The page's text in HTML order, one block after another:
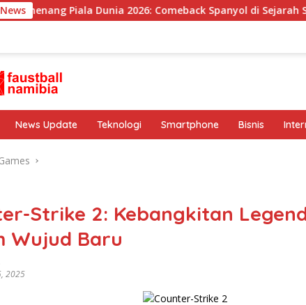
Dunia 2026: Comeback Spanyol di Sejarah Sepak Bola
News Update Teknologi Smartphone Bisnis
Strike 2: Kebangkitan
Wujud Baru
2025